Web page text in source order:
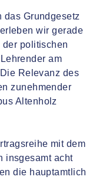
das Grundgesetz
wir gerade
politischen
am
Relevanz des
zunehmender
Altenholz
mit dem
insgesamt acht
die hauptamtlich